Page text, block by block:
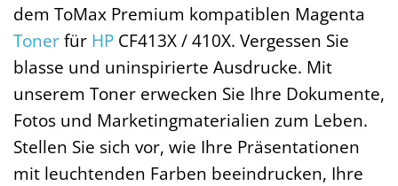
dem ToMax Premium kompatiblen Magenta
Tonerfür HP CF413X / 410X. Vergessen Sie
blasse und uninspirierte Ausdrucke. Mit
unserem Toner erwecken Sie Ihre Dokumente,
Fotos und Marketingmaterialien zum Leben.
Stellen Sie sich vor, wie Ihre Präsentationen
mit leuchtenden Farben beeindrucken, Ihre